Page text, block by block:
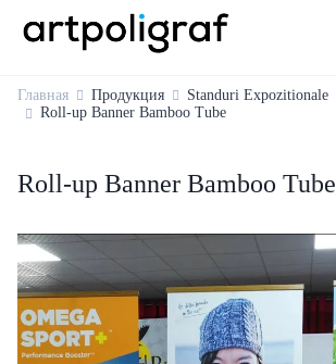
Главная Продукция
Standuri Expozitionale
Roll-up Banner Bamboo Tube
Roll-up Banner Bamboo Tube